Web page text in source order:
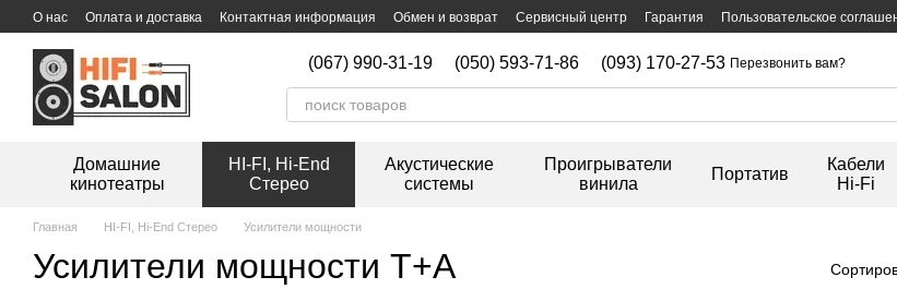
Перейти к основному контенту
О нас Оплата и доставка Контактная информация Обмен и возврат Сервисный центр Гарантия Пользовательское
(067) 990-31-19 (050) 593-71-86 (093) 170-27-53 Перезвонить вам?
Домашние
кинотеатры
HI-FI, Hi-End
Стерео
Акустические
системы
Проигрыватели
винила
Портатив
Кабели
Hi-Fi
Главная HI-FI, Hi-End Стерео Усилители мощности
Усилители мощности T+A